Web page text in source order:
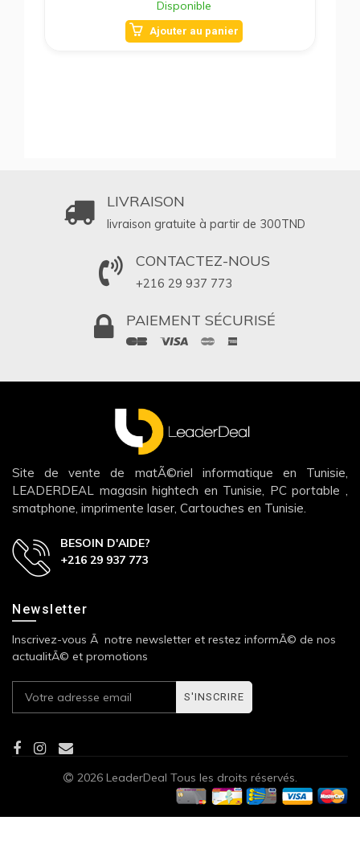
Disponible
Ajouter au panier
LIVRAISON
livraison gratuite à partir de 300TND
CONTACTEZ-NOUS
+216 29 937 773
PAIEMENT SÉCURISÉ
Site de vente de matÃ©riel informatique en Tunisie,
LEADERDEAL magasin hightech en Tunisie, PC portable ,
smatphone, imprimente laser, Cartouches en Tunisie.
BESOIN D'AIDE?
+216 29 937 773
Newsletter
Inscrivez-vous Ã notre newsletter et restez informÃ© de nos
actualitÃ© et promotions
S'INSCRIRE
2026 LeaderDeal Tous les droits réservés.